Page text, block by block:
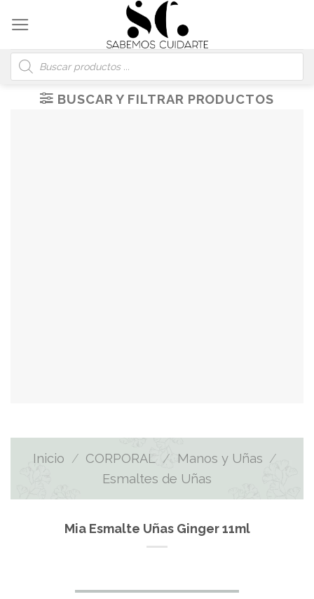
content
Búsqueda
de
productos
BUSCAR Y FILTRAR PRODUCTOS
Inicio / CORPORAL / Manos y Uñas /
Esmaltes de Uñas
Mia Esmalte Uñas Ginger 11ml